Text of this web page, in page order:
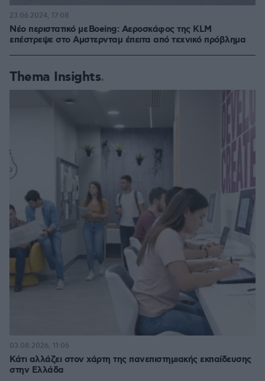
Νέο περιστατικό με Boeing: Αεροσκάφος της KLM
επέστρεψε στο Αμστερνταμ έπειτα από τεχνικό πρόβλημα
23.06.2024, 17:08
Thema Insights
Κάτι αλλάζει στον χάρτη της πανεπιστημιακής εκπαίδευσης
στην Ελλάδα
03.08.2026, 11:06